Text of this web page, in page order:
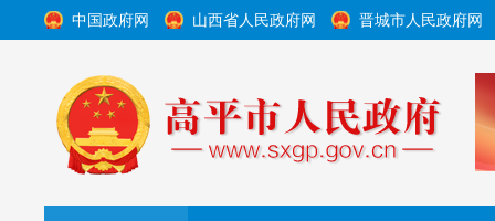
中国政府网 山西省人民政府网 晋城市人民政府网